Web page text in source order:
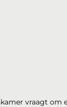
vraagt om